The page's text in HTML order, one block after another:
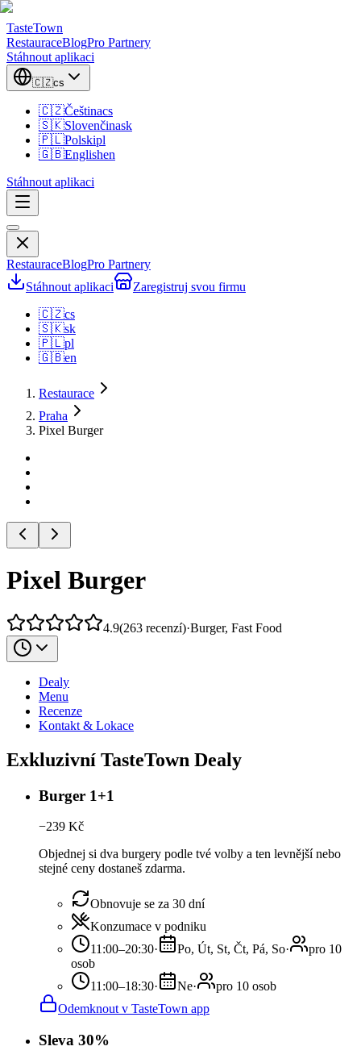
TasteTown
RestauraceBlogPro Partnery
Stáhnout aplikaci
🇨🇿cs
🇨🇿Češtinacs
🇸🇰Slovenčinask
🇵🇱Polskipl
🇬🇧Englishen
Stáhnout aplikaci
RestauraceBlogPro Partnery
Stáhnout aplikaci
Zaregistruj svou firmu
🇨🇿cs
🇸🇰sk
🇵🇱pl
🇬🇧en
Restaurace
Praha
Pixel Burger
Pixel Burger
4.9(263 recenzí)·Burger, Fast Food
Dealy
Menu
Recenze
Kontakt & Lokace
Exkluzivní TasteTown Dealy
Burger 1+1
−239 Kč
Objednej si dva burgery podle tvé volby a ten levnější nebo
stejné ceny dostaneš zdarma.
Obnovuje se za 30 dní
Konzumace v podniku
11:00–20:30· Po, Út, St, Čt, Pá, So·
pro 10
osob
11:00–18:30· Ne·
pro 10 osob
Odemknout v TasteTown app
Sleva 30%